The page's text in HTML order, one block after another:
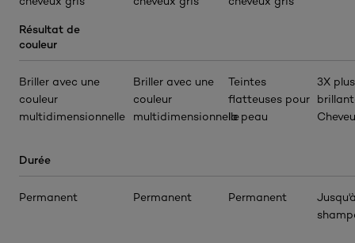
Résultat de
couleur
Briller avec une
couleur
multidimensionnelle
Durée
Permanent
Briller avec une
couleur
multidimensionnelle
Permanent
Teintes
flatteuses pour
la peau
Permanent
3X plus